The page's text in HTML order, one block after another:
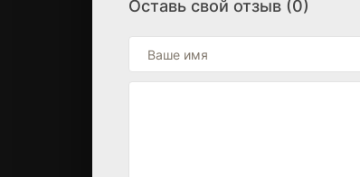
Оставь свой отзыв (0)